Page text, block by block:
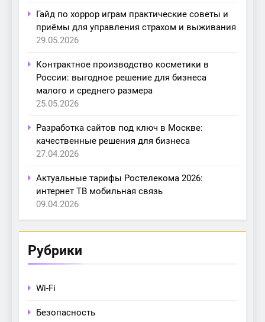
Гайд по хоррор играм практические советы и
приёмы для управления страхом и выживания
29.05.2026
Контрактное производство косметики в
России: выгодное решение для бизнеса
малого и среднего размера
25.05.2026
Разработка сайтов под ключ в Москве:
качественные решения для бизнеса
27.04.2026
Актуальные тарифы Ростелекома 2026:
интернет ТВ мобильная связь
09.04.2026
Рубрики
Wi-Fi
Безопасность